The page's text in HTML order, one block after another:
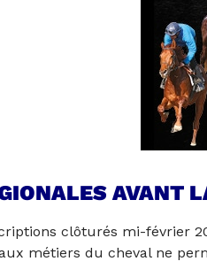
AVANT
clôturés mi-février
métiers du cheval ne